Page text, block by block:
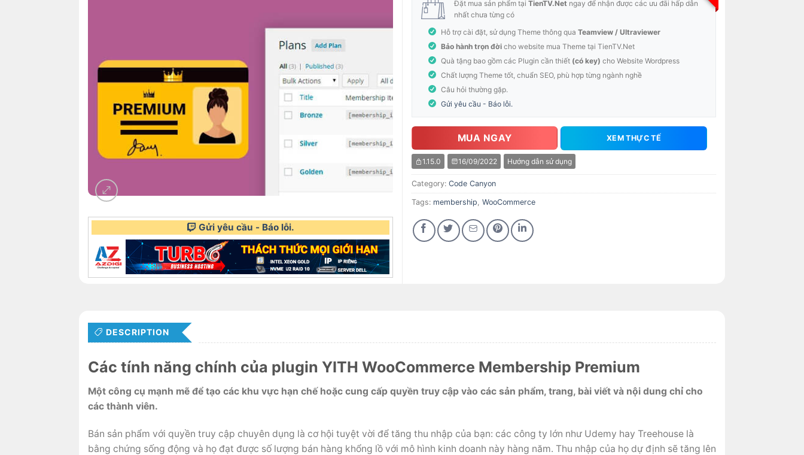
Gửi yêu cầu - Báo lỗi.
Đặt mua sản phẩm tại TienTV.Net ngay để nhận được các ưu đãi hấp dẫn
nhất chưa từng có
Hỗ trợ cài đặt, sử dụng Theme thông qua Teamview / Ultraviewer
Bảo hành trọn đời cho website mua Theme tại TienTV.Net
Quà tặng bao gồm các Plugin cần thiết (có key) cho Website Wordpress
Chất lượng Theme tốt, chuẩn SEO, phù hợp từng ngành nghề
Câu hỏi thường gặp.
Gửi yêu cầu - Báo lỗi.
MUA NGAY XEM THỰC TẾ
1.15.0 16/09/2022 Hướng dẫn sử dụng
Category: Code Canyon
Tags: membership, WooCommerce
DESCRIPTION
Các tính năng chính của plugin YITH WooCommerce Membership Premium
Một công cụ mạnh mẽ để tạo các khu vực hạn chế hoặc cung cấp quyền truy cập vào các sản phẩm, trang, bài viết và nội dung chỉ cho
các thành viên.
Bán sản phẩm với quyền truy cập chuyên dụng là cơ hội tuyệt vời để tăng thu nhập của bạn: các công ty lớn như Udemy hay Treehouse là
bằng chứng sống động và họ đạt được số lượng bán hàng khổng lồ với mô hình kinh doanh này hàng năm. Thu nhập của họ dự định sẽ tăng lên